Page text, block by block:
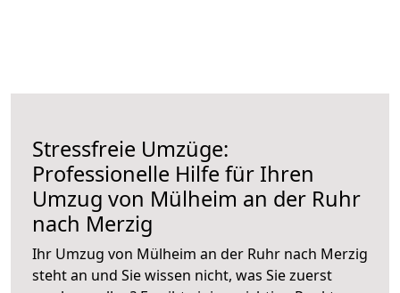
Stressfreie Umzüge:
Professionelle Hilfe für Ihren
Umzug von Mülheim an der Ruhr
nach Merzig
Ihr Umzug von Mülheim an der Ruhr nach Merzig
steht an und Sie wissen nicht, was Sie zuerst